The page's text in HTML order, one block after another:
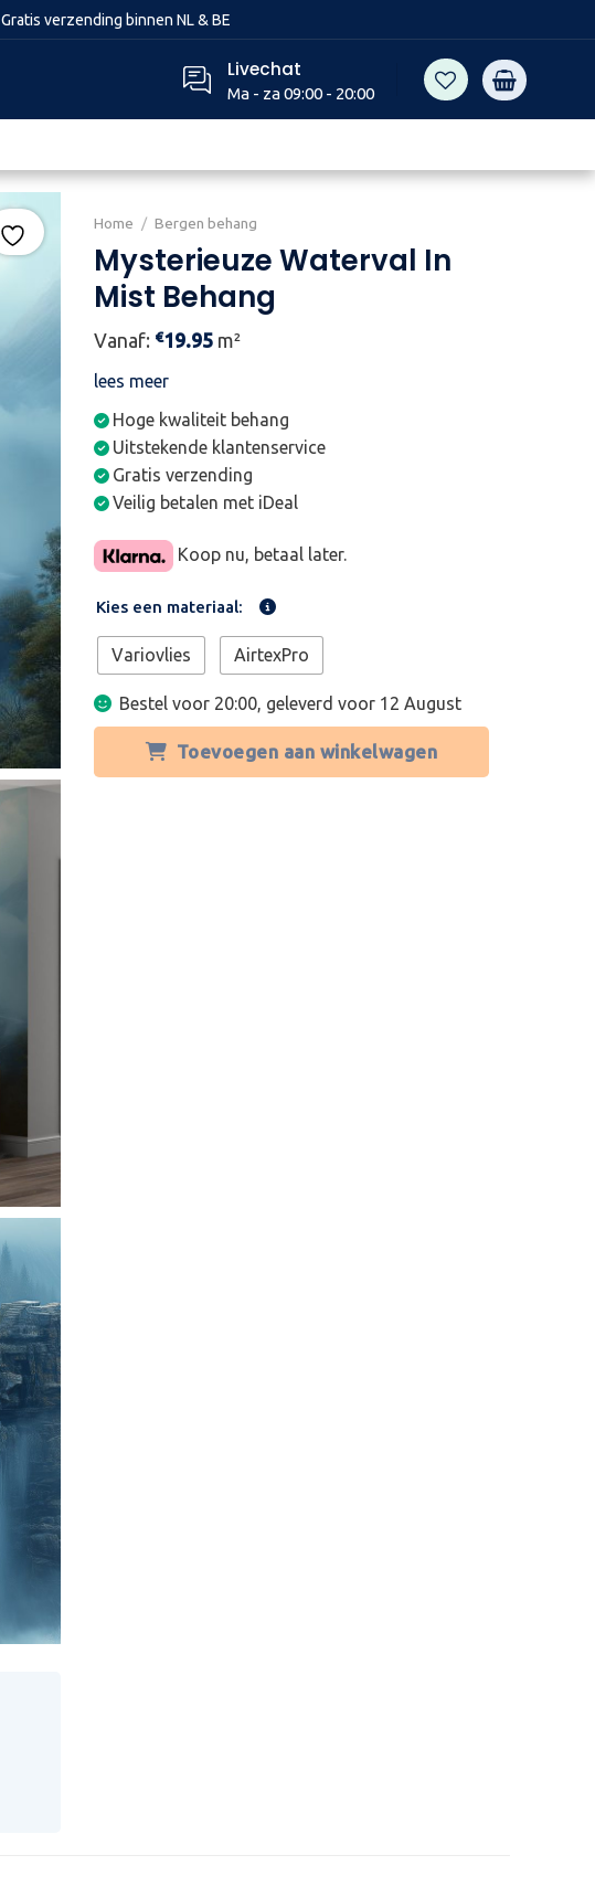
Gratis verzending binnen NL & BE
Livechat
Ma - za 09:00 - 20:00
Home / Bergen behang
Mysterieuze Waterval In
Mist Behang
Vanaf: €19.95 m²
lees meer
Hoge kwaliteit behang
Uitstekende klantenservice
Gratis verzending
Veilig betalen met iDeal
Koop nu, betaal later.
Kies een materiaal:
Variovlies AirtexPro
Bestel voor 20:00, geleverd voor 12 August
Toevoegen aan winkelwagen